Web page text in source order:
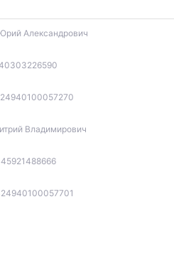
Александрович
Владимирович